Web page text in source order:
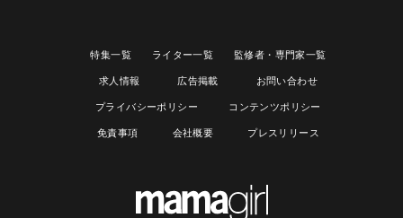
特集一覧 ライター一覧 監修者・専門家一覧
求人情報 広告掲載 お問い合わせ
プライバシーポリシー コンテンツポリシー
免責事項 会社概要 プレスリリース